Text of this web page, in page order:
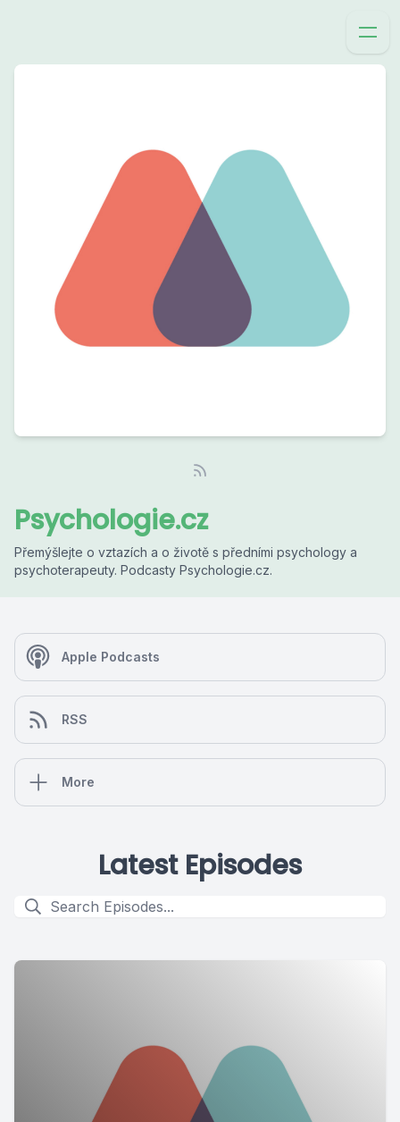
Psychologie.cz
Přemýšlejte o vztazích a o životě s předními psychology a
psychoterapeuty. Podcasty Psychologie.cz.
Apple Podcasts
RSS
More
Latest Episodes